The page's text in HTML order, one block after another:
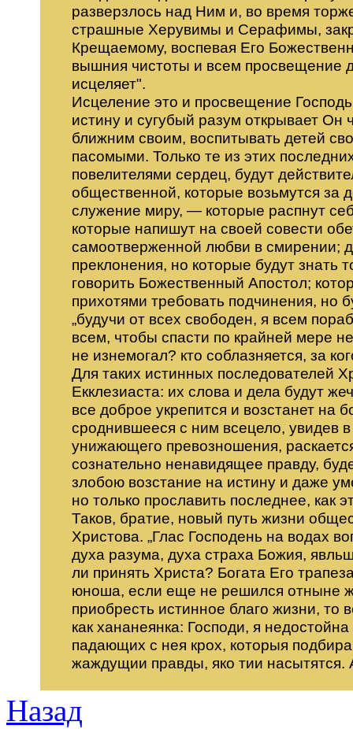
разверзлось над Ним и, во время
страшные Херувимы и Серафимы,
Крещаемому, воспевая Его
вышния чистоты и всем просвещение
исцеляет".
Исцеление это и просвещение
истину и сугубый разум открывает
ближним своим, воспитывать детей
пасомыми. Только те из этих
повелителями сердец, будут
общественной, которые возьмутся за
служение миру, — которые распнут
которые напишут на своей совести
самоотверженной любви в смирении;
преклонения, но которые будут знать
говорить Божественный Апостол;
прихотями требовать подчинения, но
„будучи от всех свободен, я всем
всем, чтобы спасти по крайней мере
не изнемогал? кто соблазняется, за
Для таких истинных последователей
Екклезиаста: их слова и дела будут
все доброе укрепится и возстанет на
сроднившееся с ним всецело, увидев
унижающего превозношения,
сознательно ненавидящее правду,
злобою возстание на истину и даже
но только прославить последнее, как
Таков, братие, новый путь жизни
Христова. „Глас Господень на водах
духа разума, духа страха Божия,
ли принять Христа? Богата Его
юноша, если еще не решился отныне
приобресть истинное благо жизни, то
как хананеянка: Господи, я
падающих с нея крох, которыя
жаждущии правды, яко тии
Назад